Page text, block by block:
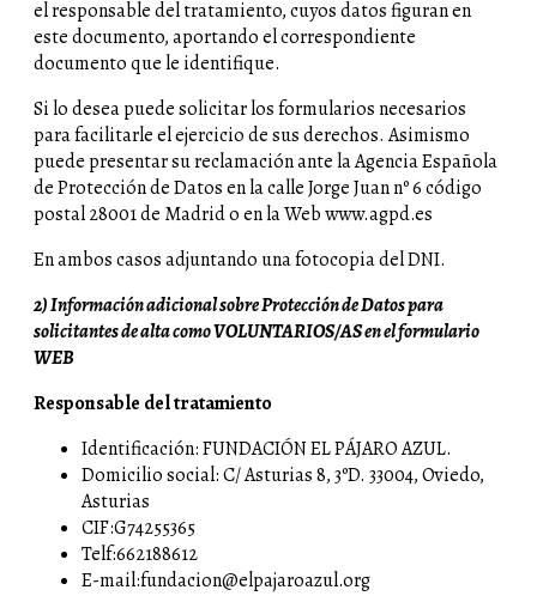
el responsable del tratamiento, cuyos datos figuran en
este documento, aportando el correspondiente
documento que le identifique.
Si lo desea puede solicitar los formularios necesarios
para facilitarle el ejercicio de sus derechos. Asimismo
puede presentar su reclamación ante la Agencia Española
de Protección de Datos en la calle Jorge Juan nº 6 código
postal 28001 de Madrid o en la Web www.agpd.es
En ambos casos adjuntando una fotocopia del DNI.
2) Información adicional sobre Protección de Datos para
solicitantes de alta como VOLUNTARIOS/AS en el formulario
WEB
Responsable del tratamiento
Identificación: FUNDACIÓN EL PÁJARO AZUL.
Domicilio social: C/ Asturias 8, 3ºD. 33004, Oviedo,
Asturias
CIF:G74255365
Telf:662188612
E-mail:fundacion@elpajaroazul.org